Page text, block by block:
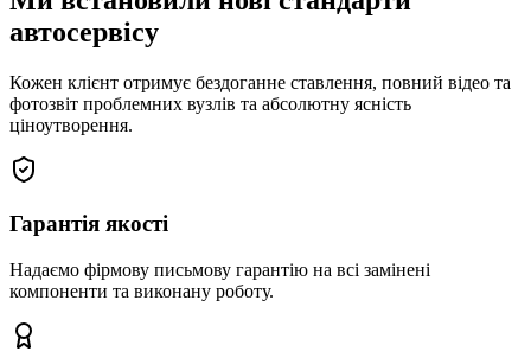
автосервісу
Кожен клієнт отримує бездоганне ставлення, повний відео та
фотозвіт проблемних вузлів та абсолютну ясність
ціноутворення.
Гарантія якості
Надаємо фірмову письмову гарантію на всі замінені
компоненти та виконану роботу.